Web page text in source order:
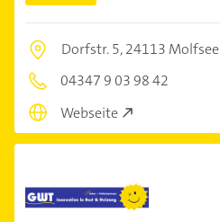
Dorfstr. 5,24113 Molfsee
04347 9 03 98 42
Webseite